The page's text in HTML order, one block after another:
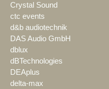
Crystal Sound
ctc events
d&b audiotechnik
DAS Audio GmbH
dblux
dBTechnologies
DEAplus
delta-max